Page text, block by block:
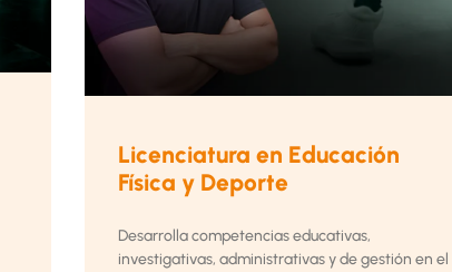
Licenciatura en Educación
Física y Deporte
Desarrolla competencias educativas,
investigativas, administrativas y de gestión en el